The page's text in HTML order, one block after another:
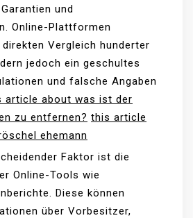
und
Online-Plattformen
Vergleich hunderter
jedoch ein geschultes
und falsche Angaben
article about was ist der
zu entfernen? this article
ehemann
Faktor ist die
Online-Tools wie
Diese können
über Vorbesitzer,